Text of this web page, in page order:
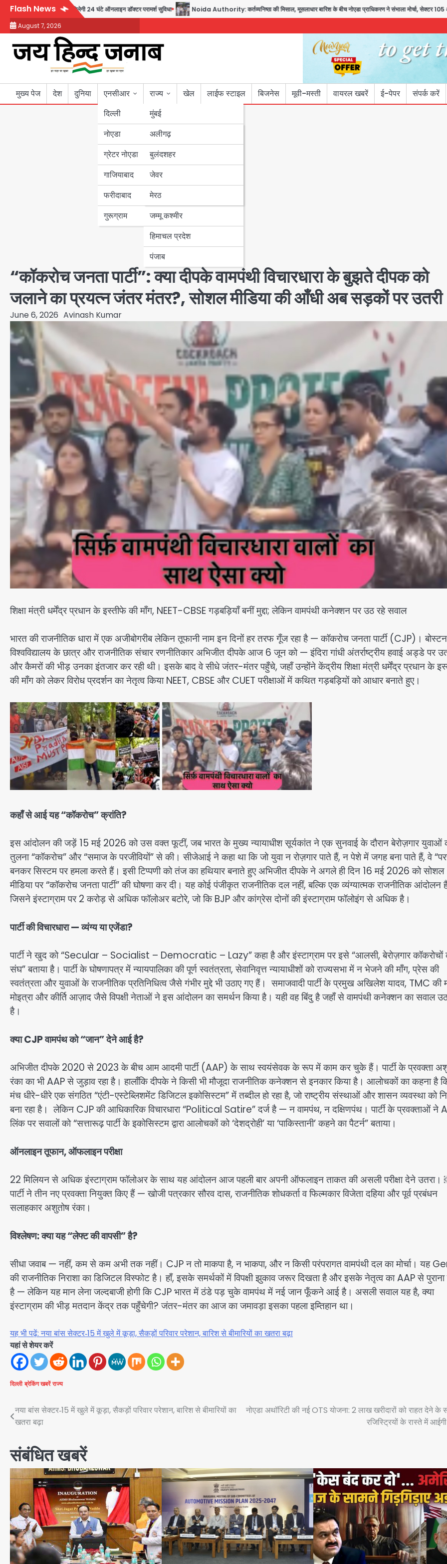
Skip
content
Flash News
30 रुपये में मिलेगी 24 घंटे ऑनलाइन डॉक्टर परामर्श सुविधा Noida Authority: कर्तव्यनिष्ठा की मिसाल, मूसलाधार बारिश के बीच नोएडा प्राधिकरण ने संभाला मोर्चा, सेक्टर 105 आरडब्ल्यूए ने
August 7, 2026
मुख्य पेज देश दुनिया
एनसीआर
दिल्ली
नोएडा
ग्रेटर नोएडा
गाजियाबाद
फरीदाबाद
गुरूग्राम
राज्य
मुंबई
उत्तर प्रदेश
अलीगढ़
बुलंदशहर
जेवर
मेरठ
बिहार
पंजाब
हरियाणा
जम्मू कश्मीर
हिमाचल प्रदेश
पंजाब
खेल लाईफ स्टाइल बिजनेस मूवी-मस्ती वायरल खबरें ई-पेपर संपर्क करें
“कॉकरोच जनता पार्टी”: क्या दीपके वामपंथी विचारधारा के बुझते दीपक को
जलाने का प्रयत्न जंतर मंतर?, सोशल मीडिया की आँधी अब सड़कों पर उतरी
June 6, 2026 Avinash Kumar
शिक्षा मंत्री धर्मेंद्र प्रधान के इस्तीफे की माँग, NEET-CBSE गड़बड़ियाँ बनीं मुद्दा; लेकिन वामपंथी कनेक्शन पर उठ रहे सवाल
भारत की राजनीतिक धारा में एक अजीबोगरीब लेकिन तूफानी नाम इन दिनों हर तरफ गूँज रहा है — कॉकरोच जनता पार्टी (CJP)। बोस्टन
विश्वविद्यालय के छात्र और राजनीतिक संचार रणनीतिकार अभिजीत दीपके आज 6 जून को — इंदिरा गांधी अंतर्राष्ट्रीय हवाई अड्डे पर
और कैमरों की भीड़ उनका इंतजार कर रही थी। इसके बाद वे सीधे जंतर-मंतर पहुँचे, जहाँ उन्होंने केंद्रीय शिक्षा मंत्री धर्मेंद्र प्रधान के
की माँग को लेकर विरोध प्रदर्शन का नेतृत्व किया NEET, CBSE और CUET परीक्षाओं में कथित गड़बड़ियों को आधार बनाते हुए।
कहाँ से आई यह “कॉकरोच” क्रांति?
इस आंदोलन की जड़ें 15 मई 2026 को उस वक्त फूटीं, जब भारत के मुख्य न्यायाधीश सूर्यकांत ने एक सुनवाई के दौरान बेरोज़गार युवाओं
तुलना “कॉकरोच” और “समाज के परजीवियों” से की। सीजेआई ने कहा था कि जो युवा न रोज़गार पाते हैं, न पेशे में जगह बना पाते हैं, वे
बनकर सिस्टम पर हमला करते हैं। इसी टिप्पणी को तंज का हथियार बनाते हुए अभिजीत दीपके ने अगले ही दिन 16 मई 2026 को सोशल
मीडिया पर “कॉकरोच जनता पार्टी” की घोषणा कर दी। यह कोई पंजीकृत राजनीतिक दल नहीं, बल्कि एक व्यंग्यात्मक राजनीतिक आंदोलन
जिसने इंस्टाग्राम पर 2 करोड़ से अधिक फॉलोअर बटोरे, जो कि BJP और कांग्रेस दोनों की इंस्टाग्राम फॉलोइंग से अधिक है।
पार्टी की विचारधारा — व्यंग्य या एजेंडा?
पार्टी ने खुद को “Secular – Socialist – Democratic – Lazy” कहा है और इंस्टाग्राम पर इसे “आलसी, बेरोज़गार कॉकरोचों
संघ” बताया है। पार्टी के घोषणापत्र में न्यायपालिका की पूर्ण स्वतंत्रता, सेवानिवृत्त न्यायाधीशों को राज्यसभा में न भेजने की माँग, प्रेस की
स्वतंत्रता और युवाओं के राजनीतिक प्रतिनिधित्व जैसे गंभीर मुद्दे भी उठाए गए हैं। समाजवादी पार्टी के प्रमुख अखिलेश यादव, TMC की
मोइत्रा और कीर्ति आज़ाद जैसे विपक्षी नेताओं ने इस आंदोलन का समर्थन किया है। यही वह बिंदु है जहाँ से वामपंथी कनेक्शन का सवाल
है।
क्या CJP वामपंथ को “जान” देने आई है?
अभिजीत दीपके 2020 से 2023 के बीच आम आदमी पार्टी (AAP) के साथ स्वयंसेवक के रूप में काम कर चुके हैं। पार्टी के प्रवक्ता
रंका का भी AAP से जुड़ाव रहा है। हालाँकि दीपके ने किसी भी मौजूदा राजनीतिक कनेक्शन से इनकार किया है। आलोचकों का कहना है
मंच धीरे-धीरे एक संगठित “एंटी-एस्टेब्लिशमेंट डिजिटल इकोसिस्टम” में तब्दील हो रहा है, जो राष्ट्रीय संस्थाओं और शासन व्यवस्था को
बना रहा है। लेकिन CJP की आधिकारिक विचारधारा “Political Satire” दर्ज है — न वामपंथ, न दक्षिणपंथ। पार्टी के प्रवक्ताओं ने
लिंक पर सवालों को “सत्तारूढ़ पार्टी के इकोसिस्टम द्वारा आलोचकों को ‘देशद्रोही’ या ‘पाकिस्तानी’ कहने का पैटर्न” बताया।
ऑनलाइन तूफान, ऑफलाइन परीक्षा
22 मिलियन से अधिक इंस्टाग्राम फॉलोअर के साथ यह आंदोलन आज पहली बार अपनी ऑफलाइन ताकत की असली परीक्षा देने
पार्टी ने तीन नए प्रवक्ता नियुक्त किए हैं — खोजी पत्रकार सौरव दास, राजनीतिक शोधकर्ता व फिल्मकार विजेता दहिया और पूर्व प्रबंधन
सलाहकार अशुतोष रंका।
विश्लेषण: क्या यह “लेफ्ट की वापसी” है?
सीधा जवाब — नहीं, कम से कम अभी तक नहीं। CJP न तो माकपा है, न भाकपा, और न किसी परंपरागत वामपंथी दल का मोर्चा। यह
की राजनीतिक निराशा का डिजिटल विस्फोट है। हाँ, इसके समर्थकों में विपक्षी झुकाव जरूर दिखता है और इसके नेतृत्व का AAP से पुराना
है — लेकिन यह मान लेना जल्दबाजी होगी कि CJP भारत में ठंडे पड़ चुके वामपंथ में नई जान फूँकने आई है। असली सवाल यह है, क्या
इंस्टाग्राम की भीड़ मतदान केंद्र तक पहुँचेगी? जंतर-मंतर का आज का जमावड़ा इसका पहला इम्तिहान था।
यह भी पढ़ें: नया बांस सेक्टर‑15 में खुले में कूड़ा, सैकड़ों परिवार परेशान, बारिश से बीमारियों का खतरा बढ़ा
यहां से शेयर करें
दिल्ली ब्रेकिंग खबरें राज्य
Post
navigation
नया बांस सेक्टर‑15 में खुले में कूड़ा, सैकड़ों परिवार परेशान, बारिश से बीमारियों का
खतरा बढ़ा
नोएडा अथॉरिटी की नई OTS योजना: 2 लाख खरीदारों को राहत देने
रजिस्ट्रियों के रास्ते में
संबंधित खबरें